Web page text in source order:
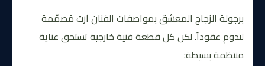
برجولة الزجاج المعشق بمواصفات الفنان آرت مُصمَّمة
لتدوم عقوداً. لكن كل قطعة فنية خارجية تستحق عناية
منتظمة بسيطة: